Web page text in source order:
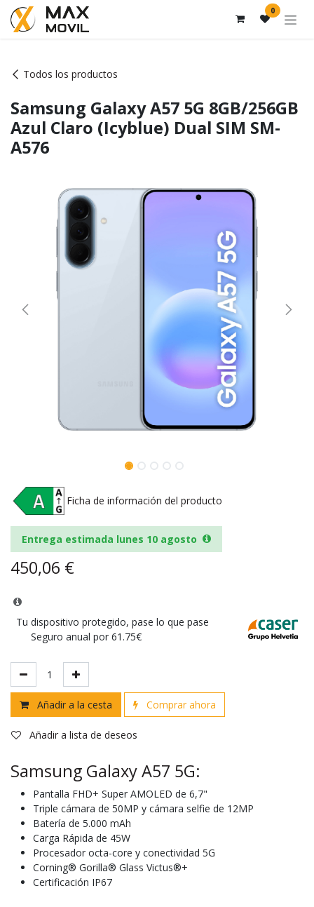
Ir al contenido 0
Todos los productos
Samsung Galaxy A57 5G 8GB/256GB
Azul Claro (Icyblue) Dual SIM SM-
A576
Ficha de información del producto
Entrega estimada lunes 10 agosto
450,06 €
Tu dispositivo protegido, pase lo que pase
Seguro anual por 61.75€
Añadir a la cesta Comprar ahora
Añadir a lista de deseos
Samsung Galaxy A57 5G:
Pantalla FHD+ Super AMOLED de 6,7"
Triple cámara de 50MP y cámara selfie de 12MP
Batería de 5.000 mAh
Carga Rápida de 45W
Procesador octa-core y conectividad 5G
Corning® Gorilla® Glass Victus®+
Certificación IP67